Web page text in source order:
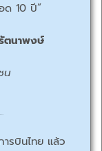
ด 10 ปี”
นาพงษ์
น
รบินไทย แล้ว